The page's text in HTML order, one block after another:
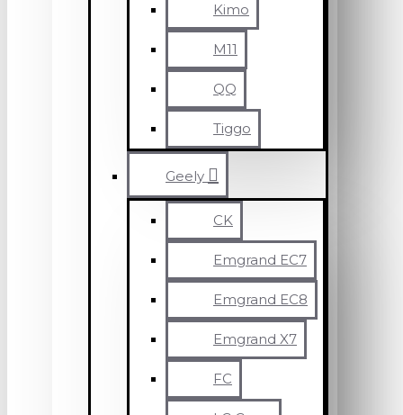
Kimo
M11
QQ
Tiggo
Geely
CK
Emgrand EC7
Emgrand EC8
Emgrand X7
FC